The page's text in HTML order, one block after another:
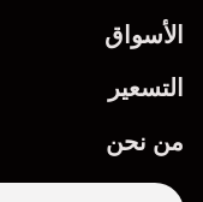
الأسواق
التسعير
من نحن